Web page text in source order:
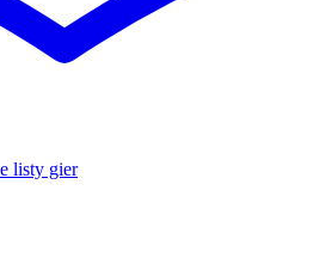
listy gier